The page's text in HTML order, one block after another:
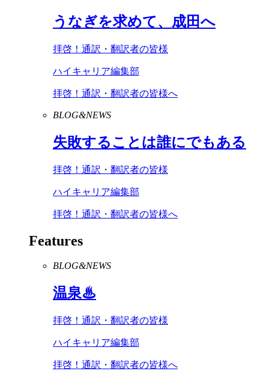
うなぎを求めて、成田へ
拝啓！通訳・翻訳者の皆様
ハイキャリア編集部
拝啓！通訳・翻訳者の皆様へ
BLOG&NEWS
失敗することは誰にでもある
拝啓！通訳・翻訳者の皆様
ハイキャリア編集部
拝啓！通訳・翻訳者の皆様へ
Features
BLOG&NEWS
温泉♨
拝啓！通訳・翻訳者の皆様
ハイキャリア編集部
拝啓！通訳・翻訳者の皆様へ